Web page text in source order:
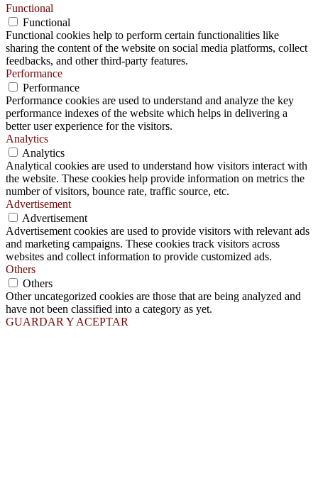
Functional
Functional
Functional cookies help to perform certain functionalities like
sharing the content of the website on social media platforms, collect
feedbacks, and other third-party features.
Performance
Performance
Performance cookies are used to understand and analyze the key
performance indexes of the website which helps in delivering a
better user experience for the visitors.
Analytics
Analytics
Analytical cookies are used to understand how visitors interact with
the website. These cookies help provide information on metrics the
number of visitors, bounce rate, traffic source, etc.
Advertisement
Advertisement
Advertisement cookies are used to provide visitors with relevant ads
and marketing campaigns. These cookies track visitors across
websites and collect information to provide customized ads.
Others
Others
Other uncategorized cookies are those that are being analyzed and
have not been classified into a category as yet.
GUARDAR Y ACEPTAR